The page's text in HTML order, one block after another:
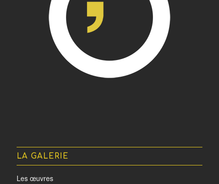
LA GALERIE
Les œuvres